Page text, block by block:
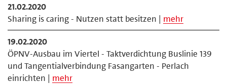
21.02.2020
Sharing is caring - Nutzen statt besitzen | mehr
19.02.2020
ÖPNV-Ausbau im Viertel - Taktverdichtung Buslinie 139
und Tangentialverbindung Fasangarten - Perlach
einrichten | mehr